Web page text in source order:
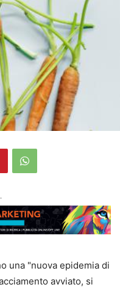
una "nuova epidemia di
avviato, si